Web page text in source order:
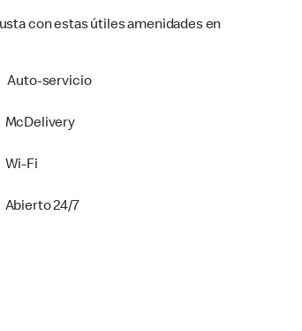
con estas útiles amenidades en
Auto-servicio
McDelivery
Wi-Fi
Abierto 24/7